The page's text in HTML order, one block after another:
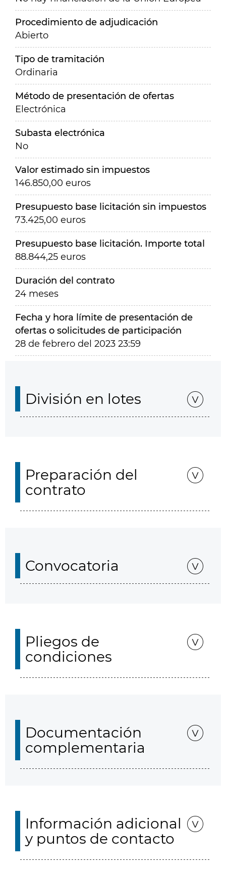
Procedimiento de adjudicación
Abierto
Tipo de tramitación
Ordinaria
Método de presentación de ofertas
Electrónica
Subasta electrónica
No
Valor estimado sin impuestos
146.850,00 euros
Presupuesto base licitación sin impuestos
73.425,00 euros
Presupuesto base licitación. Importe total
88.844,25 euros
Duración del contrato
24 meses
Fecha y hora límite de presentación de
ofertas o solicitudes de participación
28 de febrero del 2023 23:59
División en lotes
Preparación del
contrato
Convocatoria
Pliegos de
condiciones
Documentación
complementaria
Información adicional
y puntos de contacto